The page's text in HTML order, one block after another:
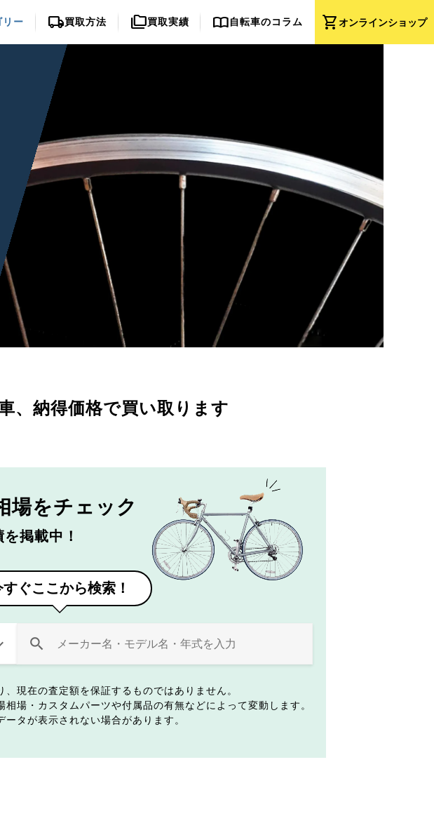
shopping_cartオンラインショップ
リー local_shipping買取方法 folder_copy買取実績 import_contacts自転車のコラム
、 納得価格で買い取ります
場をチェック
掲載中！
すぐここから検索！
現在の査定額を保証するものではありません。
場・カスタムパーツや付属品の有無などによって変動します。
タが表示されない場合があります。